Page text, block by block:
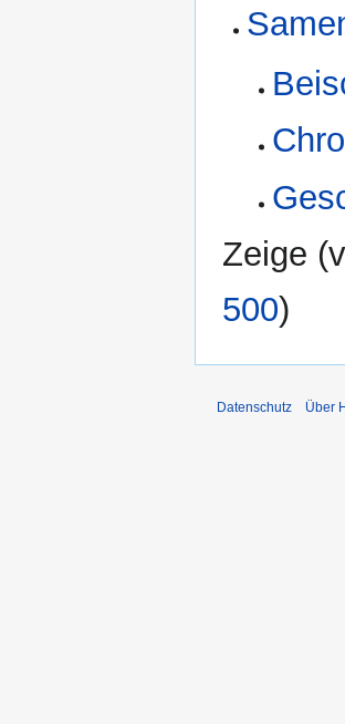
Zeige (
500)
Datenschutz Über